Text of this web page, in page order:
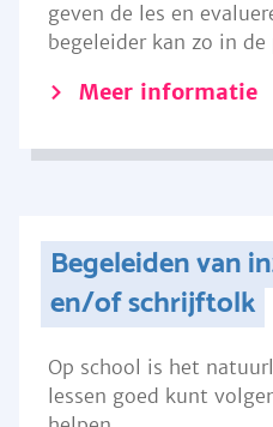
geven de les en
begeleider kan zo in
Meer informatie
Begeleiden van
en/of schrijftolk
Op school is het
lessen goed kunt